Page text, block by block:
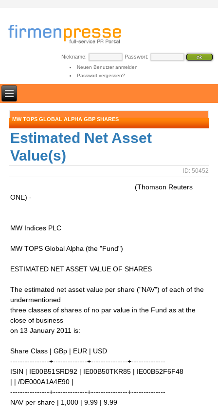
Nickname: Passwort:
Neuen Benutzer anmelden
Passwort vergessen?
MW TOPS GLOBAL ALPHA GBP SHARES
Estimated Net Asset
Value(s)
ID: 50452
(Thomson Reuters
ONE) -
MW Indices PLC
MW TOPS Global Alpha (the "Fund")
ESTIMATED NET ASSET VALUE OF SHARES
The estimated net asset value per share ("NAV") of each of the
undermentioned
three classes of shares of no par value in the Fund as at the
close of business
on 13 January 2011 is:
Share Class | GBp | EUR | USD
----------------+--------------+---------------+--------------
ISIN | IE00B51SRD92 | IE00B50TKR85 | IE00B52F6F48
| | /DE000A1A4E90 |
----------------+--------------+---------------+--------------
NAV per share | 1,000 | 9.99 | 9.99